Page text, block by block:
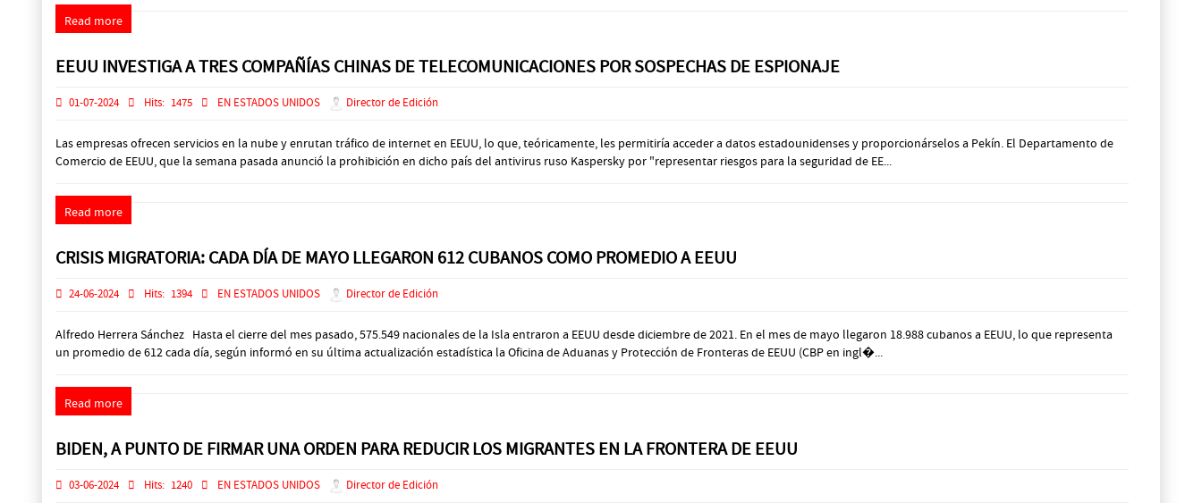
Read more
EEUU INVESTIGA A TRES COMPAÑÍAS CHINAS DE TELECOMUNICACIONES POR SOSPECHAS DE ESPIONAJE
01-07-2024 Hits: 1475 EN ESTADOS UNIDOS Director de Edición
Las empresas ofrecen servicios en la nube y enrutan tráfico de internet en EEUU, lo que, teóricamente, les permitiría acceder a datos estadounidenses y proporcionárselos a Pekín. El Departamento de
Comercio de EEUU, que la semana pasada anunció la prohibición en dicho país del antivirus ruso Kaspersky por "representar riesgos para la seguridad de EE...
Read more
CRISIS MIGRATORIA: CADA DÍA DE MAYO LLEGARON 612 CUBANOS COMO PROMEDIO A EEUU
24-06-2024 Hits: 1394 EN ESTADOS UNIDOS Director de Edición
Alfredo Herrera Sánchez Hasta el cierre del mes pasado, 575.549 nacionales de la Isla entraron a EEUU desde diciembre de 2021. En el mes de mayo llegaron 18.988 cubanos a EEUU, lo que representa
un promedio de 612 cada día, según informó en su última actualización estadística la Oficina de Aduanas y Protección de Fronteras de EEUU (CBP en ingl�...
Read more
BIDEN, A PUNTO DE FIRMAR UNA ORDEN PARA REDUCIR LOS MIGRANTES EN LA FRONTERA DE EEUU
03-06-2024 Hits: 1240 EN ESTADOS UNIDOS Director de Edición